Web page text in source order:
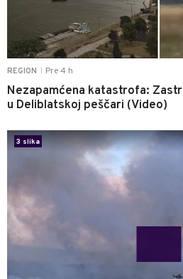
REGION Pre 4 h
Nezapamćena katastrofa:
u Deliblatskoj peščari (Video)
3 slika